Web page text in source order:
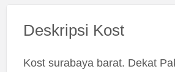
Deskripsi Kost
Kost surabaya barat. Dekat